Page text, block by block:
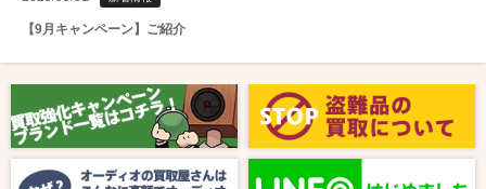
【9月キャンペーン】ご紹介
【8月キャンペーン】ご紹介
2024/10/04 新着情報
【ラジオ番組放送のお知らせ】